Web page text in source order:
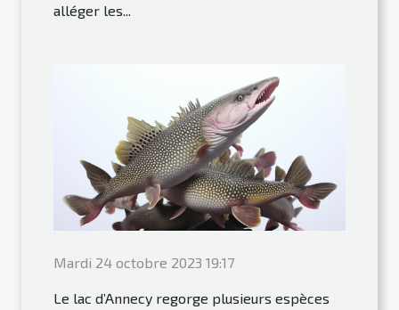
alléger les...
Mardi 24 octobre 2023 19:17
Le lac d’Annecy regorge plusieurs espèces